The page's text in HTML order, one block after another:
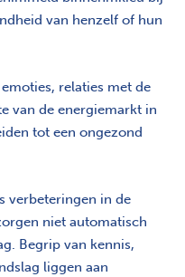
van henzelf of hun
relaties met de
van de energiemarkt in
tot een ongezond
verbeteringen in de
niet automatisch
Begrip van kennis,
liggen aan